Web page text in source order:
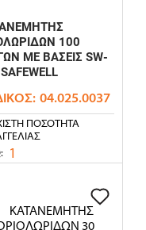
100
ΜΕ ΒΑΣΕΙΣ SW-
04.025.0037
ΠΟΣΌΤΗΤΑ
1